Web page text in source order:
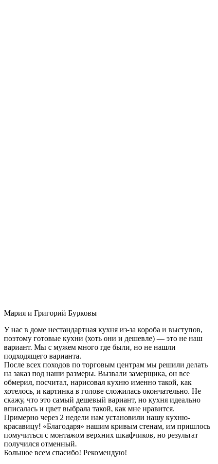
Мария и Григорий Бурковы
У нас в доме нестандартная кухня из-за короба и выступов,
поэтому готовые кухни (хоть они и дешевле) — это не наш
вариант. Мы с мужем много где были, но не нашли
подходящего варианта.
После всех походов по торговым центрам мы решили делать
на заказ под наши размеры. Вызвали замерщика, он все
обмерил, посчитал, нарисовал кухню именно такой, как
хотелось, и картинка в голове сложилась окончательно. Не
скажу, что это самый дешевый вариант, но кухня идеально
вписалась и цвет выбрала такой, как мне нравится.
Примерно через 2 недели нам установили нашу кухню-
красавицу! «Благодаря» нашим кривым стенам, им пришлось
помучиться с монтажом верхних шкафчиков, но результат
получился отменный.
Большое всем спасибо! Рекомендую!